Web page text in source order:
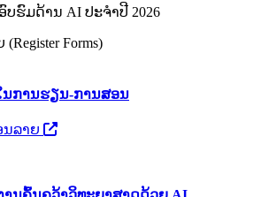
ຮົມດ້ານ AI ປະຈຳປີ 2026
Forms)
ນການຮຽນ-ການສອນ
ນລາຍ